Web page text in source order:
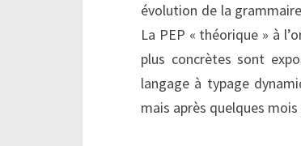
évolution de la
La PEP « théorique » à
plus concrètes sont
langage à typage
mais après quelques